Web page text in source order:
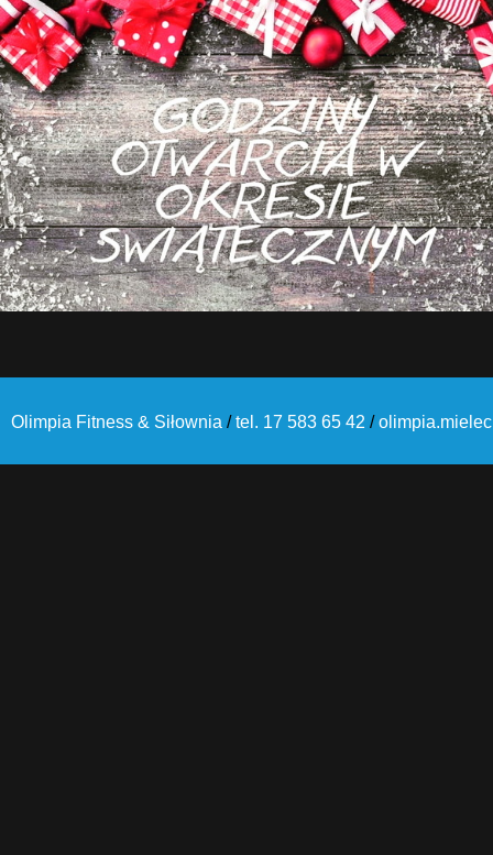
Olimpia Fitness & Siłownia /tel. 17 583 65 42 /